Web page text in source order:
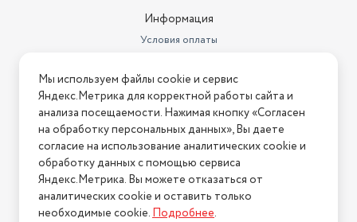
литрах
79.3
Высота товара в упаковке, в
метрах
0.61
Ширина товара в упаковке, в
метрах
0.13
Длина товара в упаковке, в
метрах
1
Информация
Условия оплаты
Условия возврата
Нашли ошибку на сайте? Напишите нам
2026 © Интернет-магазин "АстМаркет". У нас есть всё!
Политика конфиденциальности
Мы используем файлы cookie и сервис
Яндекс.Метрика для корректной работы сайта и
анализа посещаемости. Нажимая кнопку «Согласен
на обработку персональных данных», Вы даете
согласие на использование аналитических cookie и
обработку данных с помощью сервиса
Яндекс.Метрика. Вы можете отказаться от
аналитических cookie и оставить только
необходимые cookie.Подробнее.